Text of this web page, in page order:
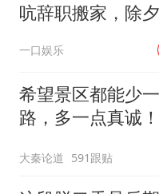
吭辞职搬家，除
一口娱乐
希望景区都能少
路，多一点真诚
大秦论道 591跟贴